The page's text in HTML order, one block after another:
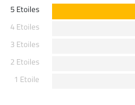
5 Etoiles
4 Etoiles
3 Etoiles
2 Etoiles
1 Etoile